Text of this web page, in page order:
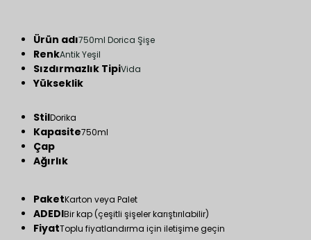
Ürün adı750ml Dorica Şişe
RenkAntik Yeşil
Sızdırmazlık TipiVida
Yükseklik
StilDorika
Kapasite750ml
Çap
Ağırlık
PaketKarton veya Palet
ADEDIBir kap (çeşitli şişeler karıştırılabilir)
FiyatToplu fiyatlandırma için iletişime geçin